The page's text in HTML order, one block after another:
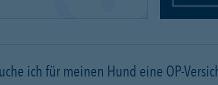
ich für meinen Hund eine OP-